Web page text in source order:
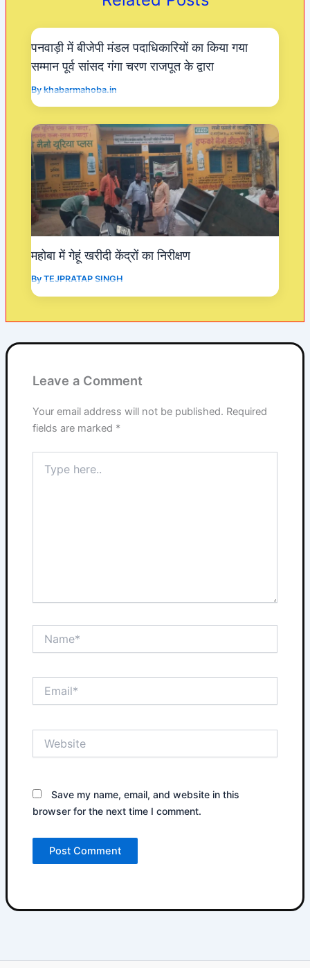
k
पनवाड़ी में बीजेपी मंडल पदाधिकारियों का किया गया
सम्मान पूर्व सांसद गंगा चरण राजपूत के द्वारा
Bykhabarmahoba.in
महोबा में गेहूं खरीदी केंद्रों का निरीक्षण
ByTEJPRATAP SINGH
Leave a Comment
Your email address will not be published. Required
fields are marked *
here..
Save my name, email, and website in this
browser for the next time I comment.